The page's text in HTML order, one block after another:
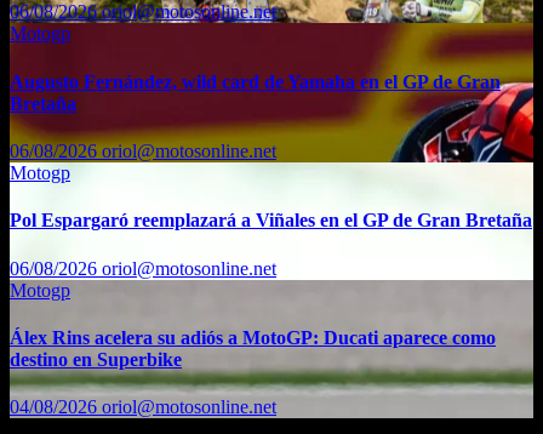
06/08/2026oriol@motosonline.net
Motogp
Augusto Fernández, wild card de Yamaha en el GP de Gran
Bretaña
06/08/2026 oriol@motosonline.net
Motogp
Pol Espargaró reemplazará a Viñales en el GP de Gran Bretaña
06/08/2026 oriol@motosonline.net
Motogp
Álex Rins acelera su adiós a MotoGP: Ducati aparece como
destino en Superbike
04/08/2026 oriol@motosonline.net